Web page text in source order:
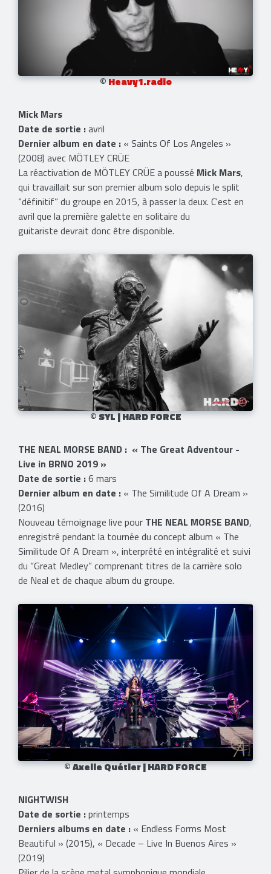
©Heavy1.radio
Mick Mars
Date de sortie :avril
Dernier album en date : « Saints Of Los Angeles »
(2008) avec MÖTLEY CRÜE
La réactivation de MÖTLEY CRÜE a poussé Mick Mars,
qui travaillait sur son premier album solo depuis le split
“définitif” du groupe en 2015, à passer la deux. C'est en
avril que la première galette en solitaire du
guitariste devrait donc être disponible.
© SYL | HARD FORCE
THE NEAL MORSE BAND : « The Great Adventour -
Live in BRNO 2019 »
Date de sortie :6 mars
Dernier album en date : « The Similitude Of A Dream »
(2016)
Nouveau témoignage live pour THE NEAL MORSE BAND,
enregistré pendant la tournée du concept album « The
Similitude Of A Dream », interprété en intégralité et suivi
du “Great Medley” comprenant titres de la carrière solo
de Neal et de chaque album du groupe.
© Axelle Quétier | HARD FORCE
NIGHTWISH
Date de sortie :printemps
Derniers albums en date : « Endless Forms Most
Beautiful » (2015), « Decade – Live In Buenos Aires »
(2019)